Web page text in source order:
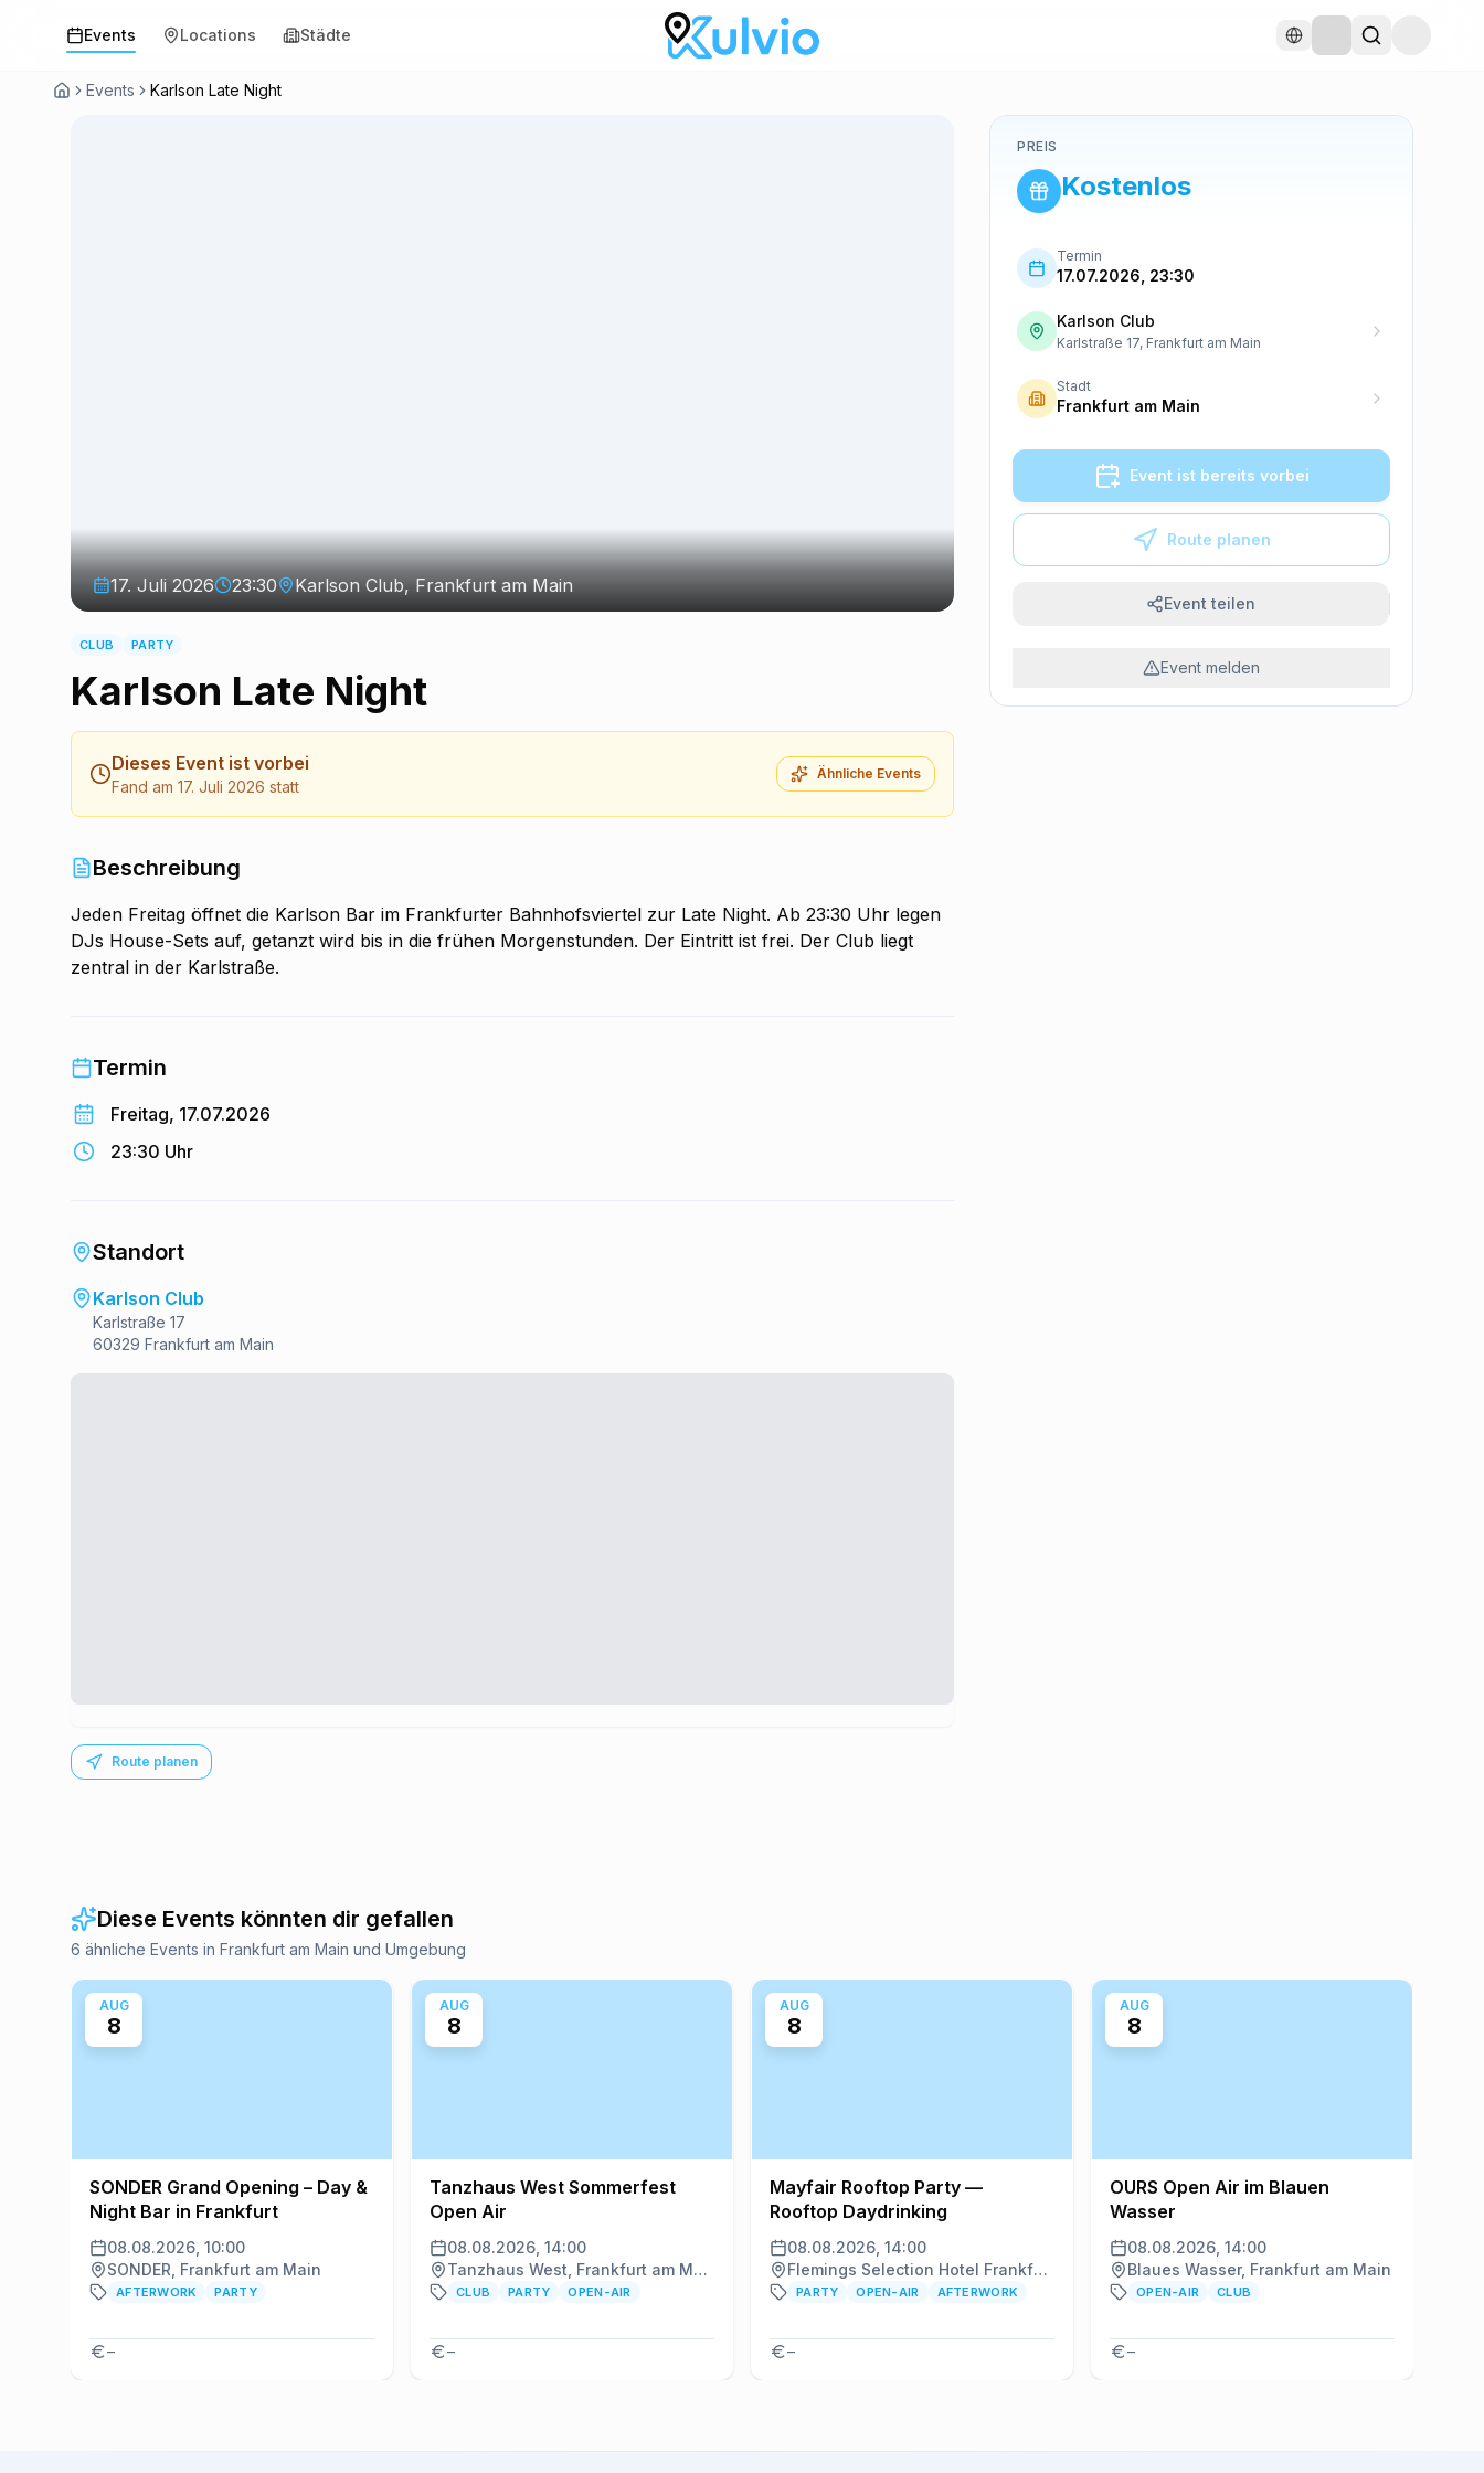
Events Locations Städte
Events Karlson Late Night
17. Juli 2026 23:30 Karlson Club, Frankfurt am Main
CLUB PARTY
Karlson Late Night
Dieses Event ist vorbei
Fand am 17. Juli 2026 statt
Ähnliche Events
Beschreibung
Jeden Freitag öffnet die Karlson Bar im Frankfurter Bahnhofsviertel zur Late Night. Ab 23:30 Uhr legen
DJs House-Sets auf, getanzt wird bis in die frühen Morgenstunden. Der Eintritt ist frei. Der Club liegt
zentral in der Karlstraße.
Termin
Freitag, 17.07.2026
23:30 Uhr
Standort
Karlson Club
Karlstraße 17
60329 Frankfurt am Main
Route planen
PREIS
Kostenlos
Termin
17.07.2026, 23:30
Karlson Club
Karlstraße 17, Frankfurt am Main
Stadt
Frankfurt am Main
Event ist bereits vorbei
Route planen
Event teilen
Event melden
Diese Events könnten dir gefallen
6 ähnliche Events in Frankfurt am Main und Umgebung
AUG
8
SONDER Grand Opening – Day &
Night Bar in Frankfurt
08.08.2026, 10:00
SONDER, Frankfurt am Main
AFTERWORK PARTY
–
AUG
8
Tanzhaus West Sommerfest
Open Air
08.08.2026, 14:00
Tanzhaus West, Frankfurt am Main
CLUB PARTY OPEN-AIR
–
AUG
8
Mayfair Rooftop Party —
Rooftop Daydrinking
08.08.2026, 14:00
Flemings Selection Hotel Frankfurt-City, Frankfurt am Main
PARTY OPEN-AIR AFTERWORK
–
AUG
8
OURS Open Air im Blauen
Wasser
08.08.2026, 14:00
Blaues Wasser, Frankfurt am Main
OPEN-AIR CLUB
–